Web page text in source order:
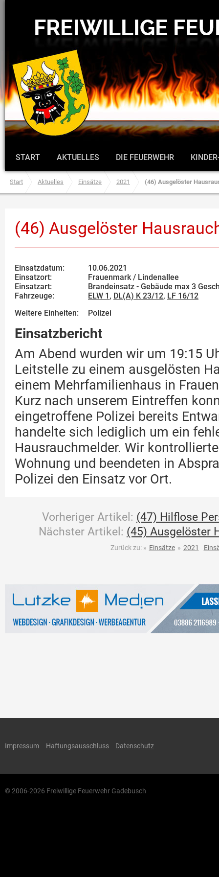
START AKTUELLES DIE FEUERWEHR
Start Aktuelles Einsätze 2021 (46) Ausgelöster
(46) Ausgelöster
Einsatzdatum:
10.06.2021
Einsatzort:
Frauenmark / Lindenallee
Einsatzart:
Brandeinsatz - Gebäude max 3
Fahrzeuge:
ELW 1 , DL(A) K 23/12, LF 16/12
Weitere Einheiten:
Polizei
Einsatzbericht
Am Abend wurden wir um 19:15
Leitstelle zu einem ausgelösten
einem Mehrfamilienhaus in
Kurz nach unserem Eintreffen
eingetroffene Polizei bereits
handelte sich lediglich um ein
Hausrauchmelder. Wir
Wohnung und beendeten in
Polizei den Einsatz vor Ort.
Vorheriger Artikel: (47) Hilflose
Nächster Artikel: (45) Ausgelöster
Zurück zu: » Einsätze » 2021
Impressum Haftungsausschluss Datenschutz
© 2006-2026 Freiwillige Feuerwehr Gadebusch